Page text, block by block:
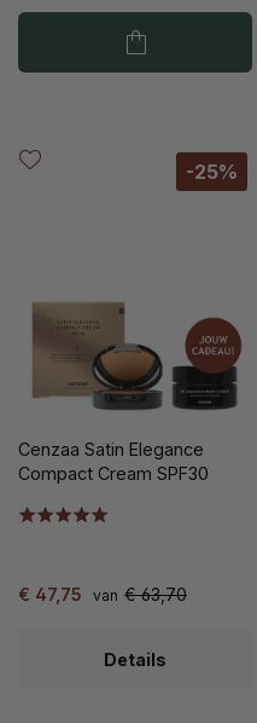
-25%
Cenzaa Satin Elegance
Compact Cream SPF30
€ 47,75 van € 63,70
Details